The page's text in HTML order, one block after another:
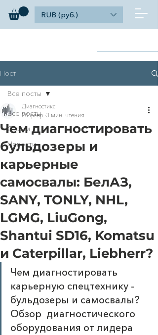
RUB (руб.)
Пост
Все посты
Статьи
Новости
Все посты
Чем диагностировать
бульдозеры и
карьерные
самосвалы: БелАЗ,
SANY, TONLY, NHL,
LGMG, LiuGong,
Shantui SD16, Komatsu
и Caterpillar, Liebherr?
Диагностикс
20 февр. 3 мин. чтения
Чем диагностировать
карьерную спецтехнику -
бульдозеры и самосвалы?
Обзор  диагностического
оборудования от лидера